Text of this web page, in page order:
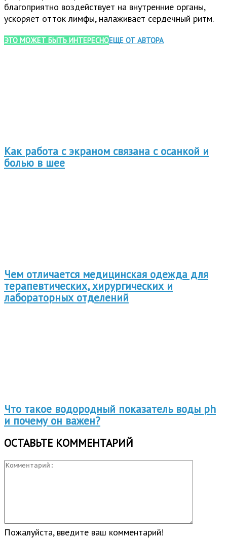
благоприятно воздействует на внутренние органы,
ускоряет отток лимфы, налаживает сердечный ритм.
ЭТО МОЖЕТ БЫТЬ ИНТЕРЕСНОЕЩЕ ОТ АВТОРА
Как работа с экраном связана с осанкой и
болью в шее
Чем отличается медицинская одежда для
терапевтических, хирургических и
лабораторных отделений
Что такое водородный показатель воды ph
и почему он важен?
ОСТАВЬТЕ КОММЕНТАРИЙ
Пожалуйста, введите ваш комментарий!